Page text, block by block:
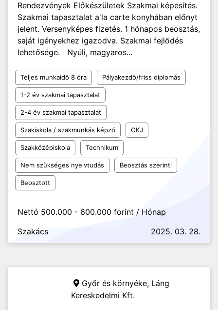
Rendezvények Előkészületek Szakmai képesítés.
Szakmai tapasztalat a'la carte konyhában előnyt
jelent. Versenyképes fizetés. 1 hónapos beosztás,
saját igényekhez igazodva. Szakmai fejlődés
lehetősége. Nyúli, magyaros...
Teljes munkaidő 8 óra Pályakezdő/friss diplomás
1-2 év szakmai tapasztalat
2-4 év szakmai tapasztalat
Szakiskola / szakmunkás képző OKJ
Szakközépiskola Technikum
Nem szükséges nyelvtudás Beosztás szerinti
Beosztott
Nettó 500.000 - 600.000 forint / Hónap
Szakács
2025. 03. 28.
Győr és környéke, Láng
Kereskedelmi Kft.